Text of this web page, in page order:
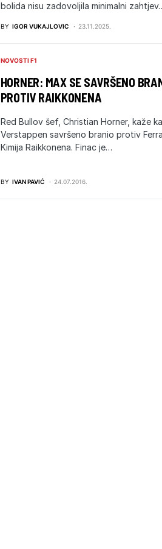
bolida nisu zadovoljila minimalni
BY IGOR VUKAJLOVIC 23.11.2025.
NOVOSTI F1
HORNER: MAX SE SAVRŠENO
PROTIV RAIKKONENA
Red Bullov šef, Christian Horner, kaže
Verstappen savršeno branio protiv
Kimija Raikkonena. Finac je…
BY IVAN PAVIĆ 24.07.2016.